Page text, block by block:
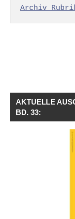
Archiv
AKTUELLE
BD. 33: